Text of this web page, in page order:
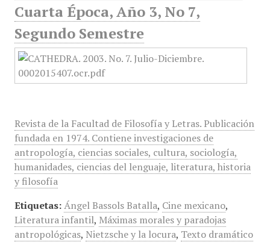
Cuarta Época, Año 3, No 7,
Segundo Semestre
Revista de la Facultad de Filosofía y Letras. Publicación
fundada en 1974. Contiene investigaciones de
antropología, ciencias sociales, cultura, sociología,
humanidades, ciencias del lenguaje, literatura, historia
y filosofía
Etiquetas: Ángel Bassols Batalla, Cine mexicano,
Literatura infantil, Máximas morales y paradojas
antropológicas, Nietzsche y la locura, Texto dramático